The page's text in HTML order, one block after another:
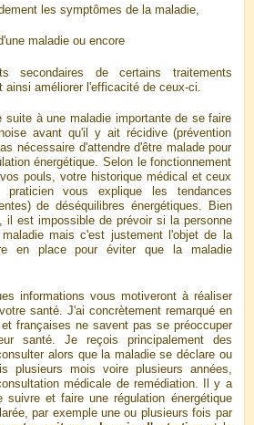
les symptômes de la maladie,
maladie ou encore
secondaires de certains traitements
ainsi améliorer l'efficacité de ceux-ci.
suite à une maladie importante de se faire
avant qu'il y ait récidive (prévention
nécessaire d'attendre d'être malade pour
énergétique. Selon le fonctionnement
pouls, votre historique médical et ceux
vous explique les tendances
de déséquilibres énergétiques. Bien
il est impossible de prévoir si la personne
mais c'est justement l'objet de la
en place pour éviter que la maladie
informations vous motiveront à réaliser
santé. J'ai concrètement remarqué en
françaises ne savent pas se préoccuper
santé. Je reçois principalement des
alors que la maladie se déclare ou
plusieurs mois voire plusieurs années,
médicale de remédiation. Il y a
et faire une régulation énergétique
par exemple uneou plusieursfois par